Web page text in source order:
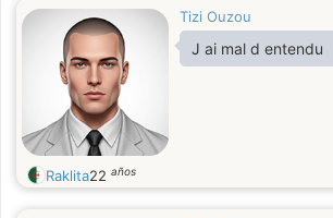
Tizi Ouzou
J ai mal d entendu
Raklita22 años